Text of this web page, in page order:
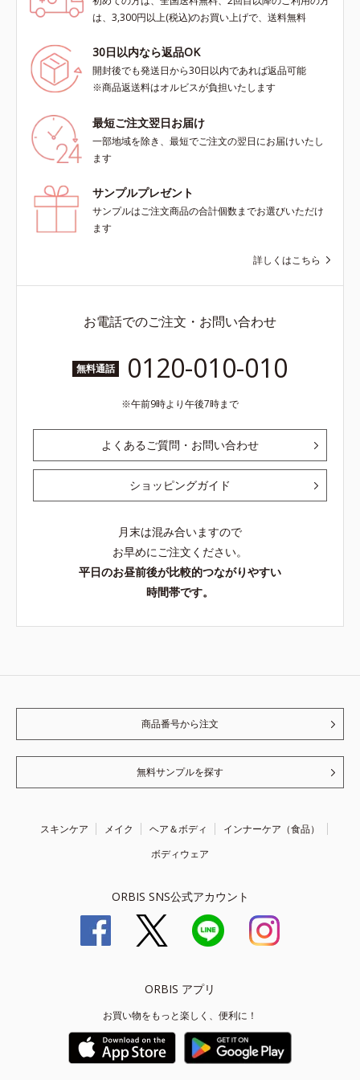
は、3,300円以上(税込)のお買い上げで、送料無料
30日以内なら返品OK
開封後でも発送日から30日以内であれば返品可能
※商品返送料はオルビスが負担いたします
最短ご注文翌日お届け
一部地域を除き、最短でご注文の翌日にお届けいたし
ます
サンプルプレゼント
サンプルはご注文商品の合計個数までお選びいただけ
ます
詳しくはこちら
お電話でのご注文・お問い合わせ
無料通話 0120-010-010
午前9時より午後7時まで
よくあるご質問・お問い合わせ
ショッピングガイド
月末は混み合いますので
お早めにご注文ください。
平日のお昼前後が比較的つながりやすい
時間帯です。
商品番号から注文
無料サンプルを探す
スキンケア メイク ヘア＆ボディ
インナーケア（食品）
ボディウェア
ORBIS SNS公式アカウント
ORBIS アプリ
お買い物をもっと楽しく、便利に！